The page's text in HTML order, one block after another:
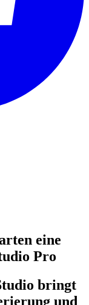
eine
Pro
bringt
und